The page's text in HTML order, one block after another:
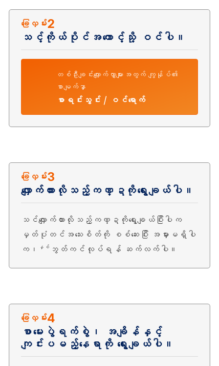
ခြေလှမ်း2
သင့်ကိုယ်ပိုင်အကောင့်သို့ ဝင်ပါ။
တစ်ဦးချင်းလျှောက်လွှာများအတွက် ကျွန်ုပ်၏
စာမျက်နှာ
စာရင်းသွင်း / ဝင်ရောက်
ခြေလှမ်း3
လျှောက်ထားလိုသည့်ကဏ္ဍကိုရွေးချယ်ပါ။
သင်လျှောက်ထားလိုသည့်ကဏ္ဍကိုရွေးချယ်ပြီးပါက
မှတ်ပုံတင်အသေးစိတ်ကို စစ်ဆေးပြီး အမှားမရှိပါ
က၊
နှစ် ဘွတ်ကင်လုပ်ရန် ဆက်လက်ပါ။
ခြေလှမ်း4
စာမေးပွဲရက်စွဲ၊ အချိန်နှင့်
ကျင်းပမည့်နေရာကို ရွေးချယ်ပါ။